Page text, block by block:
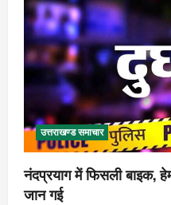
उत्तराखण्ड समाचार
नंदप्रयाग में फिसली बाइक,
जान गई